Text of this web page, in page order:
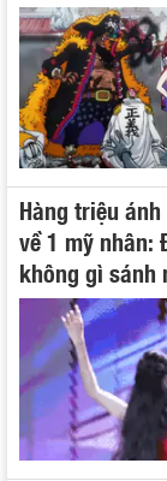
Hàng triệu
về 1 mỹ nhân:
không gì sánh